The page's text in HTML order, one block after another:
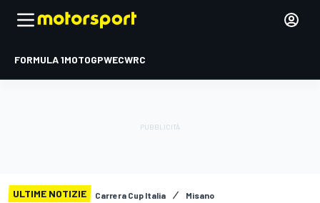
FORMULA 1MOTOGPWECWRC
ULTIME NOTIZIE Carrera Cup Italia Misano